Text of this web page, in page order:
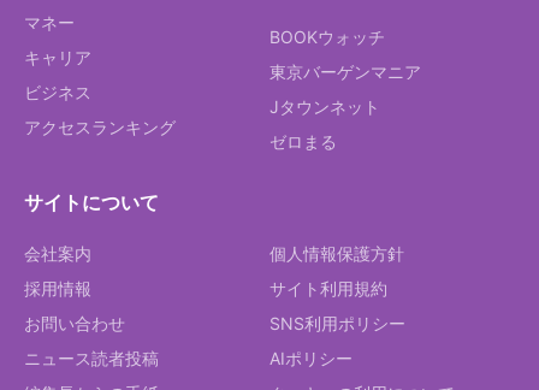
マネー
キャリア
ビジネス
アクセスランキング
BOOKウォッチ
東京バーゲンマニア
Jタウンネット
ゼロまる
サイトについて
会社案内
採用情報
お問い合わせ
ニュース読者投稿
個人情報保護方針
サイト利用規約
SNS利用ポリシー
AIポリシー